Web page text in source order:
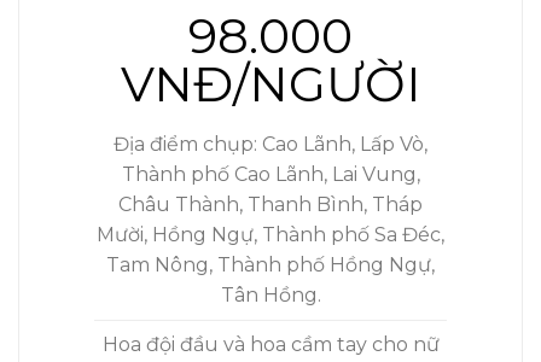
98.000
VNĐ/NGƯỜI
Địa điểm chụp: Cao Lãnh, Lấp Vò,
Thành phố Cao Lãnh, Lai Vung,
Châu Thành, Thanh Bình, Tháp
Mười, Hồng Ngự, Thành phố Sa Đéc,
Tam Nông, Thành phố Hồng Ngự,
Tân Hồng.
Hoa đội đầu và hoa cầm tay cho nữ